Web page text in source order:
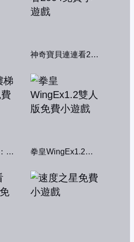
神奇寶貝連連看2004
小朋友下樓梯2：中文版 拳皇WingEx1.2雙人版